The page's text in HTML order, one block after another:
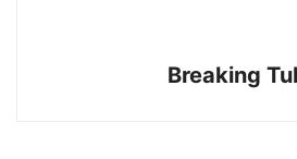
Breaking